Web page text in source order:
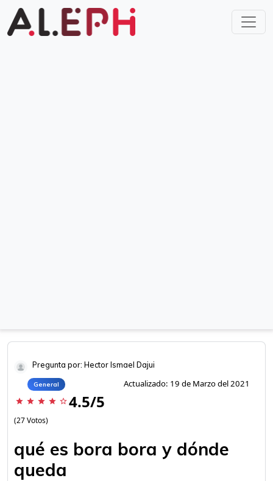
Pregunta por: Hector Ismael Dajui
General Actualizado: 19 de Marzo del 2021
star star star star star_border 4.5/5
(27 Votos)
qué es bora bora y dónde
queda